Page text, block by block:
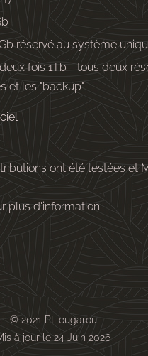
réservé au système
fois 1Tb - tous deux
et les "backup"
ont été testées et
plus d'information
© 2021 Ptilougarou
à jour le 24 Juin 2026